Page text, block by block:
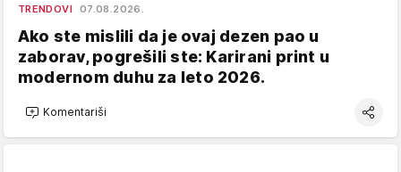
TRENDOVI 07.08.2026.
Ako ste mislili da je ovaj dezen pao u
zaborav, pogrešili ste: Karirani print u
modernom duhu za leto 2026.
Komentariši